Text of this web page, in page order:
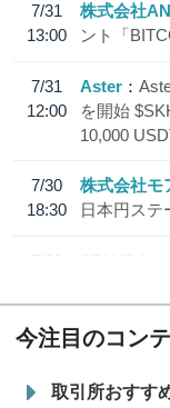
7/31
13:00
株式会社
ント「
7/31
12:00
Aster
を開始
10,000
7/30
18:30
株式会社モ
日本円ステ
7/29
SBI VCト
今注目のコン
取引所おすす